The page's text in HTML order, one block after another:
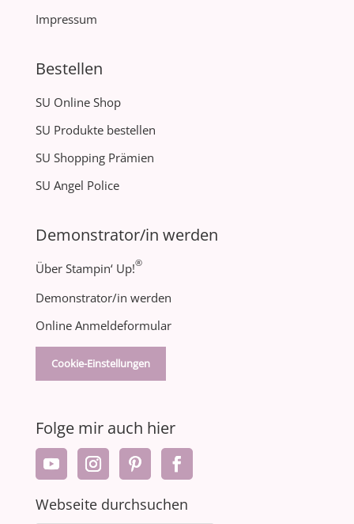
Impressum
Bestellen
SU Online Shop
SU Produkte bestellen
SU Shopping Prämien
SU Angel Police
Demonstrator/in werden
Über Stampin‘ Up!®
Demonstrator/in werden
Online Anmeldeformular
Cookie-Einstellungen
Folge mir auch hier
Webseite durchsuchen